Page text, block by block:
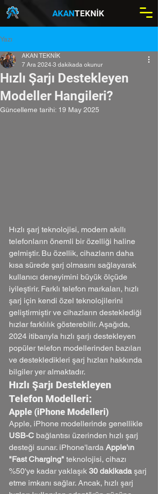
AKANTEKNİK
Yazı
Hızlı Şarjı Destekleyen
Modeller Hangileri?
AKAN TEKNİK
7 Ara 2024 3 dakikada okunur
Güncelleme tarihi: 19 May 2025
Hızlı şarj teknolojisi, modern akıllı
telefonların önemli bir özelliği haline
gelmiştir. Bu özellik, cihazların daha
kısa sürede şarj olmasını sağlayarak
kullanıcı deneyimini büyük ölçüde
iyileştirir. Farklı telefon markaları, hızlı
şarj için kendi özel teknolojilerini
geliştirmiştir ve cihazların desteklediği
hızlar farklılık gösterebilir. Aşağıda,
2024 itibarıyla hızlı şarjı destekleyen
popüler telefon modellerinden bazıları
ve destekledikleri şarj hızları hakkında
bilgiler yer almaktadır.
Hızlı Şarjı Destekleyen
Telefon Modelleri:
Apple (iPhone Modelleri)
Apple, iPhone modellerinde genellikle
USB-C bağlantısı üzerinden hızlı şarj
desteği sunar. iPhone'larda Apple'ın
"Fast Charging" teknolojisi, cihazı
%50'ye kadar yaklaşık 30 dakikada şarj
etme imkanı sağlar. Ancak, hızlı şarj